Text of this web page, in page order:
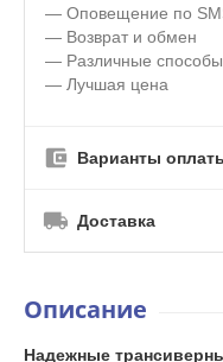
— Оповещение по
— Возврат и обмен
— Различные
— Лучшая цена
Варианты
Доставка
Описание
Надежные